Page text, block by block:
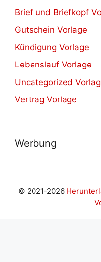
Brief und Briefkopf
Gutschein Vorlage
Kündigung Vorlage
Lebenslauf Vorlage
Uncategorized
Vertrag Vorlage
Werbung
© 2021-2026